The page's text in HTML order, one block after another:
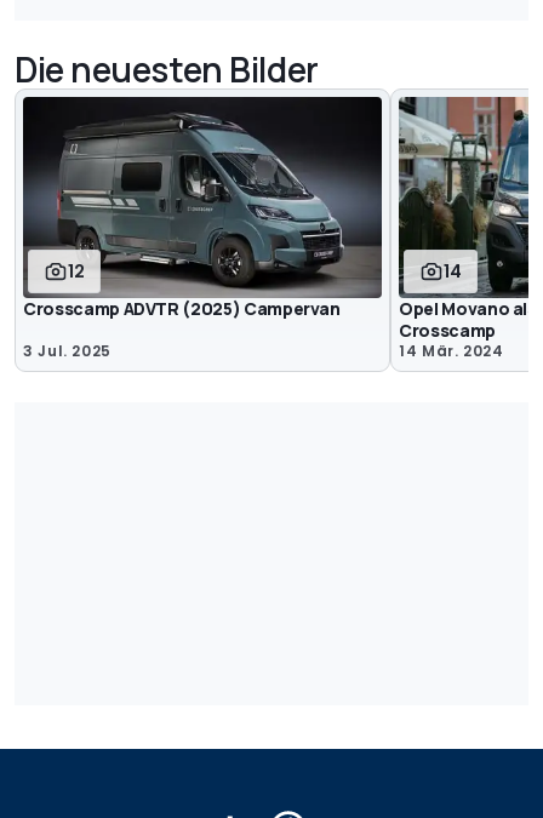
Die neuesten Bilder
12
Crosscamp ADVTR (2025) Campervan
3 Jul. 2025
14
Opel Movano als
Crosscamp
14 Mär. 2024